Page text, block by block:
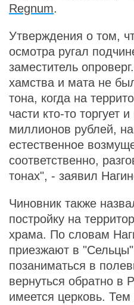
Regnum.
Утверждения о том,
осмотра ругал
заместитель
хамства и мата не
тона, когда на
части кто-то торгует
миллионов рублей,
естественное
соответственно,
тонах", - заявил
Чиновник также
постройку на
храма. По словам
приезжают в
позаниматься в
вернуться обратно в
имеется церковь.